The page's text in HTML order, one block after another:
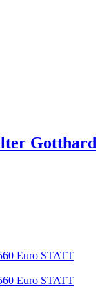
Gotthard